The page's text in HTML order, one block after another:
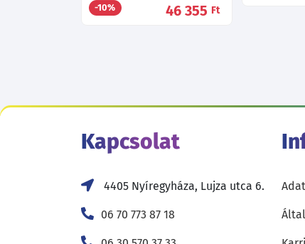
-10% 46 355 Ft
Kapcsolat
4405 Nyíregyháza, Lujza utca 6.
06 70 773 87 18